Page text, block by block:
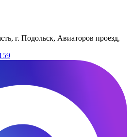
г. Подольск, Авиаторов проезд,